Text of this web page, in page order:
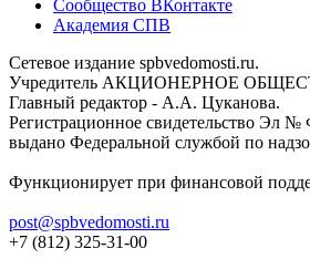
Сообщество ВКонтакте
Академия СПВ
Сетевое издание spbvedomosti.ru.
Учредитель АКЦИОНЕРНОЕ
Главный редактор - А.А. Цуканова.
Регистрационное свидетельство Эл
выдано Федеральной службой по
Функционирует при финансовой
post@spbvedomosti.ru
+7 (812) 325-31-00